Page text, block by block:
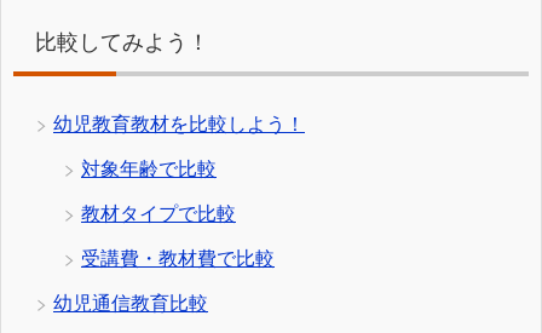
比較してみよう！
幼児教育教材を比較しよう！
対象年齢で比較
教材タイプで比較
受講費・教材費で比較
幼児通信教育比較